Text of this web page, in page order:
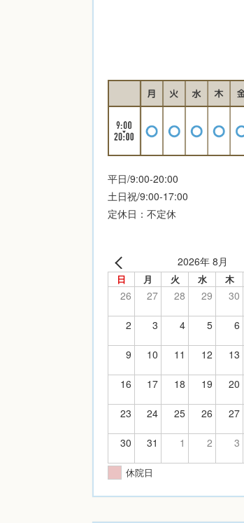
平日/9:00-20:00
土日祝/9:00-17:00
定休日：不定休
2026年 8月
日 月 火 水 木
26 27 28 29 30
2 3 4 5 6
9 10 11 12 13
16 17 18 19 20
23 24 25 26 27
30 31 1 2 3
休院日